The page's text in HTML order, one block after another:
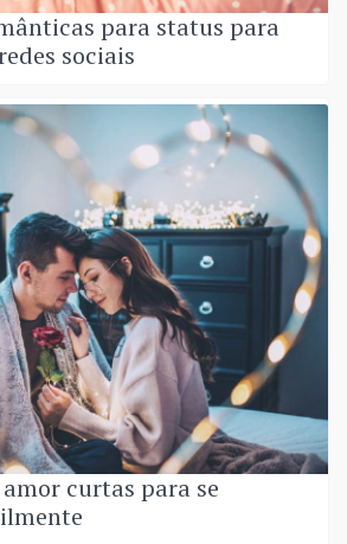
para status para
sociais
curtas para se